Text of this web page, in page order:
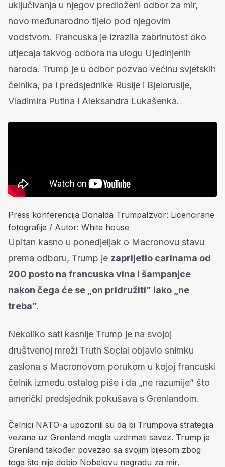
uključivanja u njegov predloženi odbor za mir,
novo međunarodno tijelo pod njegovim
vodstvom. Francuska je izrazila zabrinutost oko
utjecaja takvog odbora na ulogu Ujedinjenih
naroda. Trump je u odbor pozvao većinu svjetskih
čelnika, pa i predsjednike Rusije i Bjelorusije,
Vladimira Putina i Aleksandra Lukašenka.
Press konferencija Donalda TrumpaIzvor: Licencirane
fotografije / Autor: White house
Upitan kasno u ponedjeljak o Macronovu stavu
prema odboru, Trump je zaprijetio carinama od
200 posto na francuska vina i šampanjce
nakon čega će se „on pridružiti” iako „ne
treba”.
Nekoliko sati kasnije Trump je na svojoj
društvenoj mreži Truth Social objavio snimku
zaslona s Macronovom porukom u kojoj francuski
čelnik između ostalog piše i da „ne razumije” što
američki predsjednik pokušava s Grenlandom.
Čelnici NATO-a upozorili su da bi Trumpova strategija
vezana uz Grenland mogla uzdrmati savez. Trump je
Grenland također povezao sa svojim bijesom zbog
toga što nije dobio Nobelovu nagradu za mir.